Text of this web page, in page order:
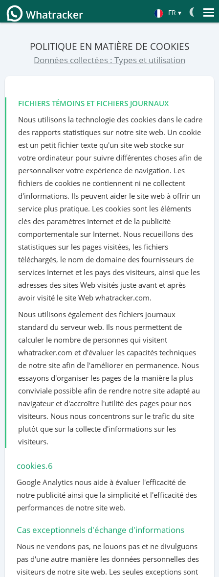
Whatracker FR ▾
日本
Portuguese (Brazil)
Хинди हिन्दी
Italiano
Türkçe
POLITIQUE EN MATIÈRE DE COOKIES
Données collectées : Types et utilisation
FICHIERS TÉMOINS ET FICHIERS JOURNAUX
Nous utilisons la technologie des cookies dans le cadre
des rapports statistiques sur notre site web. Un cookie
est un petit fichier texte qu'un site web stocke sur
votre ordinateur pour suivre différentes choses afin de
personnaliser votre expérience de navigation. Les
fichiers de cookies ne contiennent ni ne collectent
d'informations. Ils peuvent aider le site web à offrir un
service plus pratique. Les cookies sont les éléments
clés des paramètres Internet et de la publicité
comportementale sur Internet. Nous recueillons des
statistiques sur les pages visitées, les fichiers
téléchargés, le nom de domaine des fournisseurs de
services Internet et les pays des visiteurs, ainsi que les
adresses des sites Web visités juste avant et après
avoir visité le site Web whatracker.com.
Nous utilisons également des fichiers journaux
standard du serveur web. Ils nous permettent de
calculer le nombre de personnes qui visitent
whatracker.com et d'évaluer les capacités techniques
de notre site afin de l'améliorer en permanence. Nous
essayons d'organiser les pages de la manière la plus
conviviale possible afin de rendre notre site adapté au
navigateur et d'accroître l'utilité des pages pour nos
visiteurs. Nous nous concentrons sur le trafic du site
plutôt que sur la collecte d'informations sur les
visiteurs.
cookies.6
Google Analytics nous aide à évaluer l'efficacité de
notre publicité ainsi que la simplicité et l'efficacité des
performances de notre site web.
Cas exceptionnels d'échange d'informations
Nous ne vendons pas, ne louons pas et ne divulguons
pas d'une autre manière les données personnelles des
visiteurs de notre site web. Les seules exceptions sont